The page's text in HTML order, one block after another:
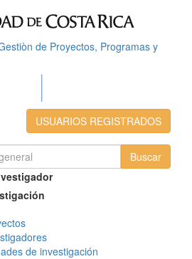
de Proyectos, Programas y
USUARIOS REGISTRADOS
de investigación